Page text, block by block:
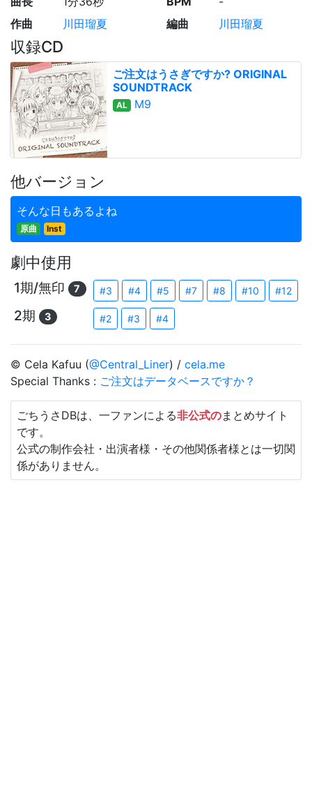
作曲
川田瑠夏 編曲 川田瑠夏
収録CD
ご注文はうさぎですか? ORIGINAL
SOUNDTRACK
AL M9
他バージョン
そんな日もあるよね
原曲 Inst
劇中使用
1期/無印 7 #3 #4 #5 #7 #8 #10 #12
2期 3 #2 #3 #4
© Cela Kafuu (@Central_Liner) / cela.me
Special Thanks : ご注文はデータベースですか？
ごちうさDBは、一ファンによる非公式のまとめサイト
です。
公式の制作会社・出演者様・その他関係者様とは一切関
係がありません。